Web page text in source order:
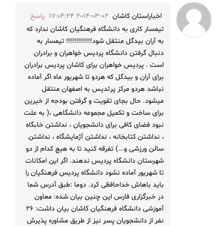
اخباراستان کاشان 2014-03-02 17:04:24
پاسخ
تیمسار کاری به دانشگاه فرهنگیان کاشان ندارد که
به آران بیدگل منتقل شود!!!!!!!!!!!!! تیمسار به
دنبال گرفتن دانشگاه پردیس خواهران و برادران
است . پردیس خواهران برای کاشان پردیس برادران
برای آران و بیدگل که هردو تا شهریور ماه اگر آماده
نباشد هردو مرکز پرئدیس به اصفهان منتقل
میشود. حال بجای تقویت و گرفتن بودجه از خیرین
برای ساخت و تکمیل مجموعه دانشگاهی ،( به علت
نبود فضای کافی برای دانشجویان ، نداشتن خابگاه
، نداشتن کتابخانه ، نداشتن آژمایشگاه ، نداشتن
سالن ورزشی و...) تفرقه کنید تا به هیچ کدام از دو
شهرستان دانشگاه پردیس ندهند. اگر این امکانات
تا شهریور آماده نشود دانشگاه پردیس فرهنگیان را
باید باهاش خداحافظی کرد. دوما :طبق آدرس شما
در خبرگزاری فارس این چنین بیان شده: معاون
آموزشی دانشگاه فرهنگیان کاشان بیان داشت: 26
نفر از دانشجویان پسر نیز از طریق مشاوره پذیرش